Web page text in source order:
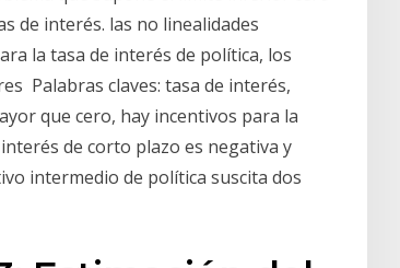
de interés. las no linealidades
la tasa de interés de política, los
Palabras claves: tasa de interés,
que cero, hay incentivos para la
de corto plazo es negativa y
intermedio de política suscita dos